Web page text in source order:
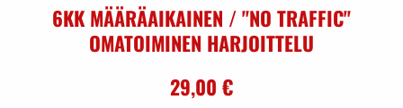
6KK MÄÄRÄAIKAINEN / "NO TRAFFIC"
OMATOIMINEN HARJOITTELU
29,00 €